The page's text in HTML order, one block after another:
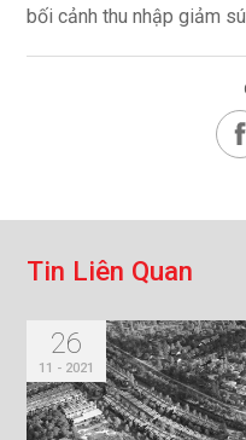
bối cảnh thu nhập giảm
Tin Liên Quan
26
11 - 2021